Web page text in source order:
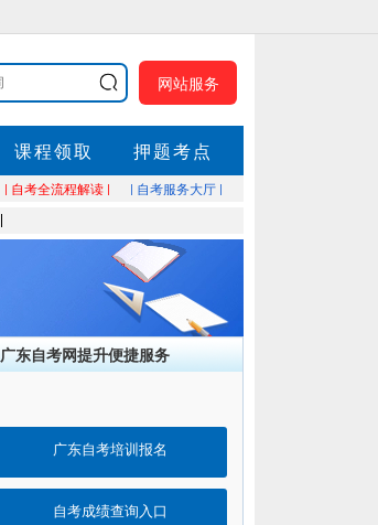
网站服务
课程领取 押题考点
| 自考全流程解读 | | 自考服务大厅 |
广东自考网提升便捷服务
广东自考培训报名
自考成绩查询入口